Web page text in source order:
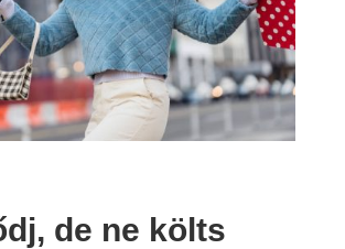
de ne költs